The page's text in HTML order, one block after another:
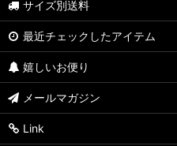
サイズ別送料
最近チェックしたアイテム
嬉しいお便り
メールマガジン
Link